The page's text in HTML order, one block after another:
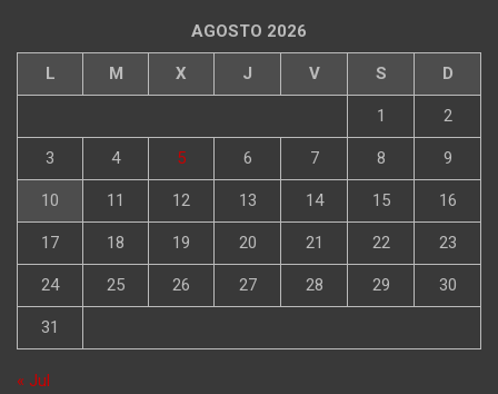
AGOSTO 2026
L M X J V S D
1 2
3 4 5 6 7 8 9
10 11 12 13 14 15 16
17 18 19 20 21 22 23
24 25 26 27 28 29 30
31
« Jul